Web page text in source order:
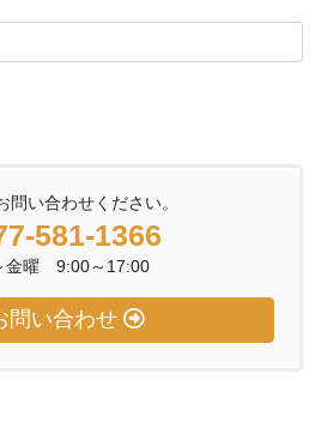
問い合わせください。
581-1366
金曜 9:00～17:00
問い合わせ